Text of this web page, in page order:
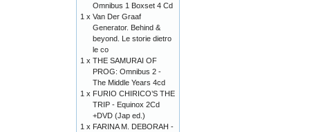
Omnibus 1 Boxset 4 Cd
1 x Van Der Graaf
Generator. Behind &
beyond. Le storie dietro
le co
1 x THE SAMURAI OF
PROG: Omnibus 2 -
The Middle Years 4cd
1 x FURIO CHIRICO’S THE
TRIP - Equinox 2Cd
+DVD (Jap ed.)
1 x FARINA M. DEBORAH -